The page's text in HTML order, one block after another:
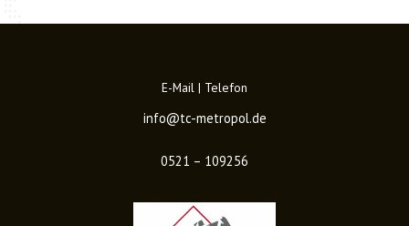
E-Mail | Telefon
info@tc-metropol.de
0521 – 109256